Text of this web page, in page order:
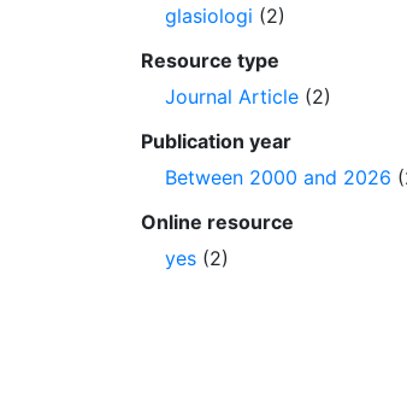
glasiologi (2)
Resource type
Journal Article (2)
Publication year
Between 2000 and 2026
Online resource
yes (2)